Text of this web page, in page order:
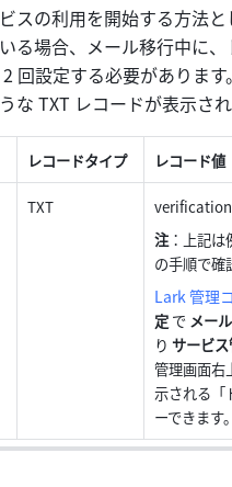
スの利用を開始する方法と
る場合、メール移行中に、
回設定する必要があります
な TXT レコードが表示され
レコードタイプ レコード値
TXT
注 ：上記
の手順で確
Lark 管理
定 で メール
り サービ
管理画面右
示される「
ーできます。